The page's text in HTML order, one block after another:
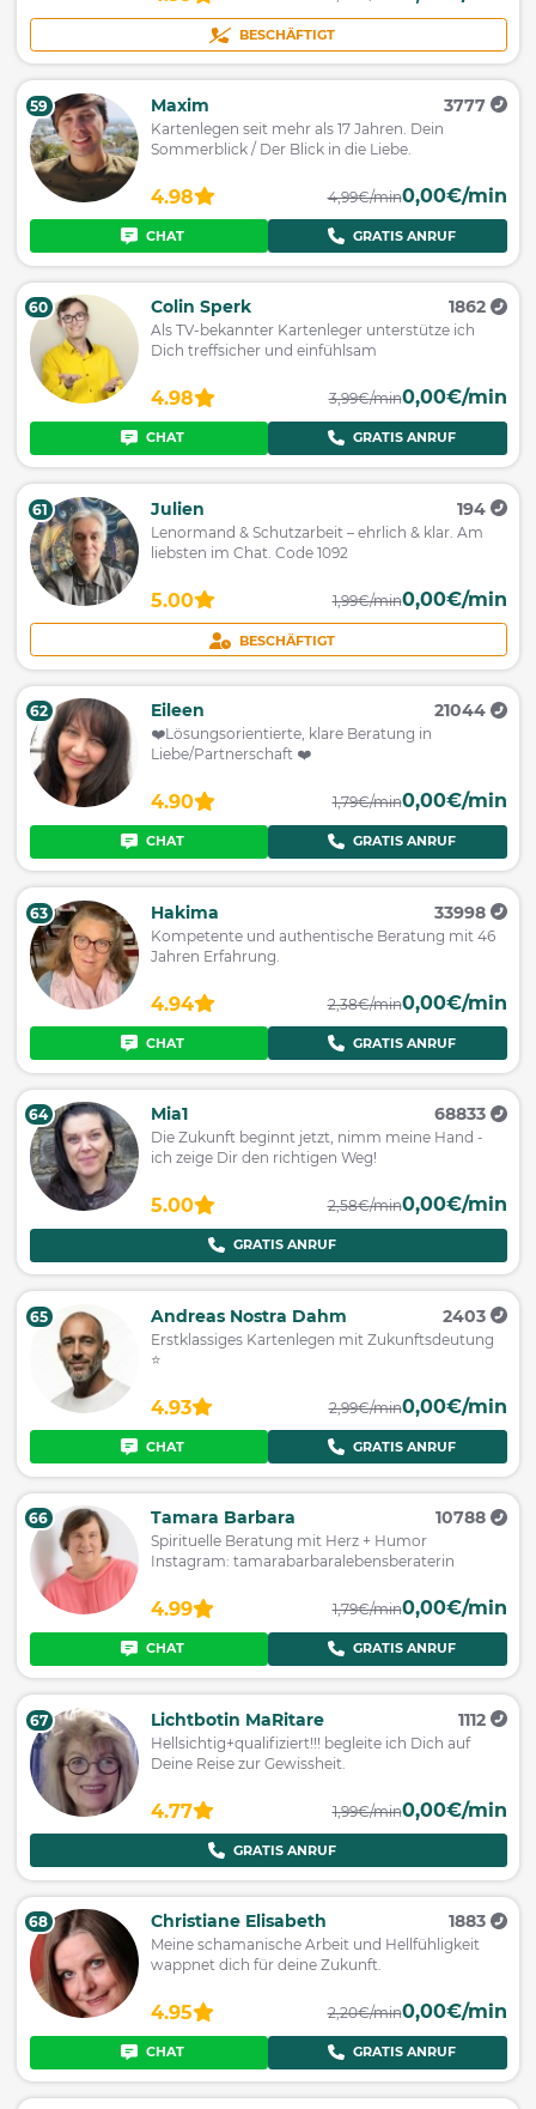
BESCHÄFTIGT
59 Maxim 3777
Kartenlegen seit mehr als 17 Jahren. Dein
Sommerblick / Der Blick in die Liebe.
4.98 4,99€/min0,00€/min
CHAT GRATIS ANRUF
60 Colin Sperk 1862
Als TV-bekannter Kartenleger unterstütze ich
Dich treffsicher und einfühlsam
4.98 3,99€/min0,00€/min
CHAT GRATIS ANRUF
61 Julien 194
Lenormand & Schutzarbeit – ehrlich & klar. Am
liebsten im Chat. Code 1092
5.00 1,99€/min0,00€/min
BESCHÄFTIGT
62 Eileen 21044
❤️Lösungsorientierte, klare Beratung in
Liebe/Partnerschaft ❤️
4.90 1,79€/min0,00€/min
CHAT GRATIS ANRUF
63 Hakima 33998
Kompetente und authentische Beratung mit 46
Jahren Erfahrung.
4.94 2,38€/min0,00€/min
CHAT GRATIS ANRUF
64 Mia1 68833
Die Zukunft beginnt jetzt, nimm meine Hand -
ich zeige Dir den richtigen Weg!
5.00 2,58€/min0,00€/min
GRATIS ANRUF
65 Andreas Nostra Dahm 2403
Erstklassiges Kartenlegen mit Zukunftsdeutung
⭐️
4.93 2,99€/min0,00€/min
CHAT GRATIS ANRUF
66 Tamara Barbara 10788
Spirituelle Beratung mit Herz + Humor
Instagram: tamarabarbaralebensberaterin
4.99 1,79€/min0,00€/min
CHAT GRATIS ANRUF
67 Lichtbotin MaRitare 1112
Hellsichtig+qualifiziert!!! begleite ich Dich auf
Deine Reise zur Gewissheit.
4.77 1,99€/min0,00€/min
GRATIS ANRUF
68 Christiane Elisabeth 1883
Meine schamanische Arbeit und Hellfühligkeit
wappnet dich für deine Zukunft.
4.95 2,20€/min0,00€/min
CHAT GRATIS ANRUF